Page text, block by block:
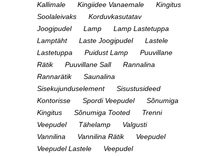
Kallimale
Kingiidee Vanaemale
Kingitus
Soolaleivaks
Korduvkasutatav
Joogipudel
Lamp
Lamp Lastetuppa
Lamptäht
Laste Joogipudel
Lastele
Lastetuppa
Puidust Lamp
Puuvillane
Rätik
Puuvillane Sall
Rannalina
Rannarätik
Saunalina
Sisekujunduselement
Sisustusideed
Kontorisse
Spordi Veepudel
Sõnumiga
Kingitus
Sõnumiga Tooted
Trenni
Veepudel
Tähelamp
Valgusti
Vannilina
Vannilina Rätik
Veepudel
Veepudel Lastele
Veepudel